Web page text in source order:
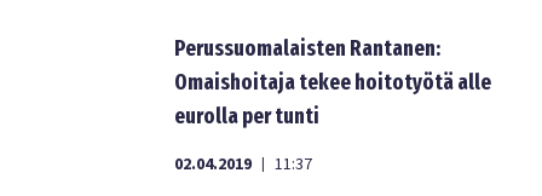
Perussuomalaisten Rantanen:
Omaishoitaja tekee hoitotyötä alle
eurolla per tunti
02.04.2019 | 11:37